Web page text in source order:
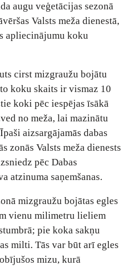
augu veģetācijas sezonā
Valsts meža dienestā,
apliecinājumu koku
cirst mizgraužu bojātu
koku skaits ir vismaz 10
koki pēc iespējas īsākā
no meža, lai mazinātu
aizsargājamās dabas
zonās Valsts meža dienests
pēc Dabas
atzinuma saņemšanas.
mizgraužu bojātas egles
vienu milimetru lieliem
pie koka sakņu
milti. Tās var būt arī egles
mizu, kurā